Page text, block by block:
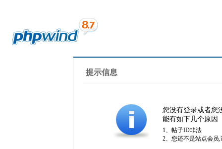
提示信息
您没有登录或者您
能有如下几个原因
1、帖子ID非法
2、您还不是站点会员